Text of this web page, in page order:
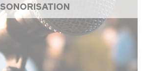
SONORISATION